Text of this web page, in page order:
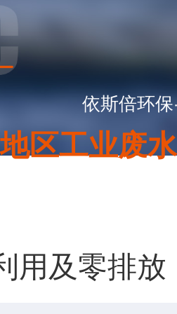
依斯倍环
区工业废
用及零排放